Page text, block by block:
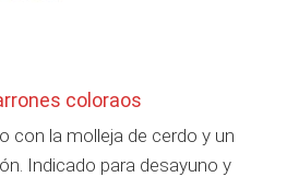
coloraos
con la molleja de cerdo y un
Indicado para desayuno y